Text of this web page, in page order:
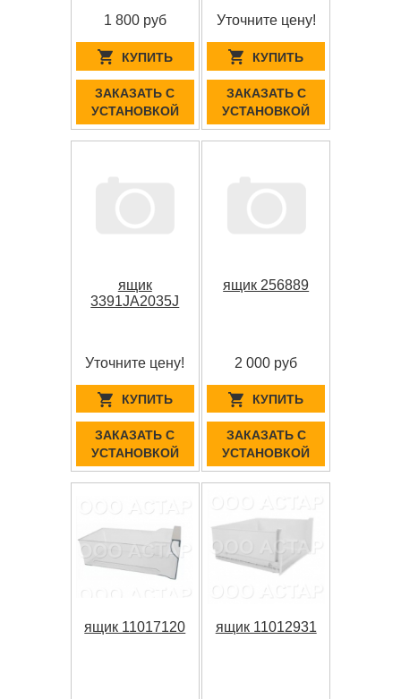
1 800 руб
КУПИТЬ
ЗАКАЗАТЬ С
УСТАНОВКОЙ
Уточните цену!
КУПИТЬ
ЗАКАЗАТЬ С
УСТАНОВКОЙ
ящик
3391JA2035J
Уточните цену!
КУПИТЬ
ЗАКАЗАТЬ С
УСТАНОВКОЙ
ящик 256889
2 000 руб
КУПИТЬ
ЗАКАЗАТЬ С
УСТАНОВКОЙ
ящик 11017120 ящик 11012931